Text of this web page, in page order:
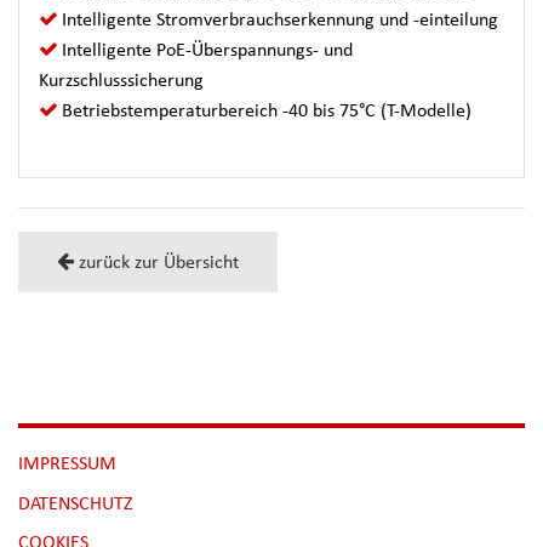
Intelligente Stromverbrauchserkennung und -einteilung
Intelligente PoE-Überspannungs- und
Kurzschlusssicherung
Betriebstemperaturbereich -40 bis 75°C (T-Modelle)
zurück zur Übersicht
NAVIGATION
ÜBERSPRINGEN
IMPRESSUM
DATENSCHUTZ
[NBSP]
COOKIES